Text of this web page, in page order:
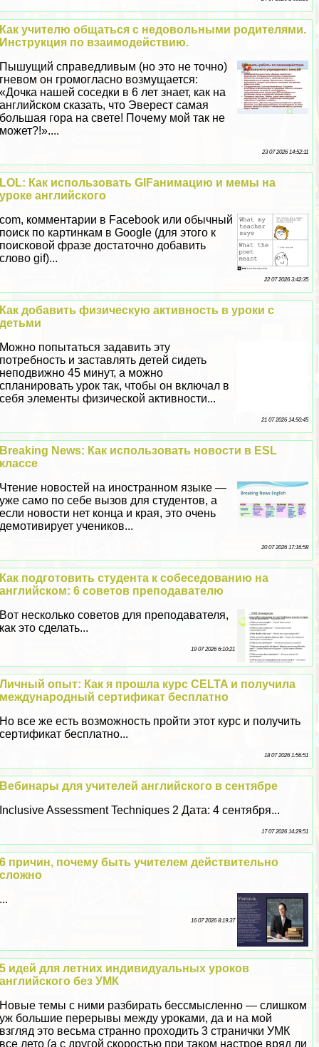
Как учителю общаться с недовольными родителями.
Инструкция по взаимодействию.
Пышущий справедливым (но это не точно)
гневом он громогласно возмущается:
«Дочка нашей соседки в 6 лет знает, как на
английском сказать, что Эверест самая
большая гора на свете! Почему мой так не
может?!»....
23 07 2026 14:52:11
LOL: Как использовать GIFанимацию и мемы на
уроке английского
com, комментарии в Facebook или обычный
поиск по картинкам в Google (для этого к
поисковой фразе достаточно добавить
слово gif)...
22 07 2026 3:42:35
Как добавить физическую активность в уроки с
детьми
Можно попытаться задавить эту
потребность и заставлять детей сидеть
неподвижно 45 минут, а можно
спланировать урок так, чтобы он включал в
себя элементы физической активности...
21 07 2026 14:50:45
Breaking News: Как использовать новости в ESL
классе
Чтение новостей на иностранном языке —
уже само по себе вызов для студентов, а
если новости нет конца и края, это очень
демотивирует учеников...
20 07 2026 17:16:58
Как подготовить студента к собеседованию на
английском: 6 советов преподавателю
Вот несколько советов для преподавателя,
как это сделать...
19 07 2026 6:10:21
Личный опыт: Как я прошла курс CELTA и получила
международный сертификат бесплатно
Но все же есть возможность пройти этот курс и получить
сертификат бесплатно...
18 07 2026 1:56:51
Вебинары для учителей английского в сентябре
Inclusive Assessment Techniques 2 Дата: 4 сентября...
17 07 2026 14:29:51
6 причин, почему быть учителем действительно
сложно
...
16 07 2026 8:19:37
5 идей для летних индивидуальных уроков
английского без УМК
Новые темы с ними разбирать бессмысленно — слишком
уж большие перерывы между уроками, да и на мой
взгляд это весьма странно проходить 3 странички УМК
все лето (а с другой скоростью при таком настрое вряд ли